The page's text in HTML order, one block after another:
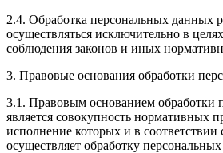
2.4. Обработка персональных данных
осуществляться исключительно в
соблюдения законов и иных
3. Правовые основания обработки
3.1. Правовым основанием обработки
является совокупность нормативных
исполнение которых и в
осуществляет обработку